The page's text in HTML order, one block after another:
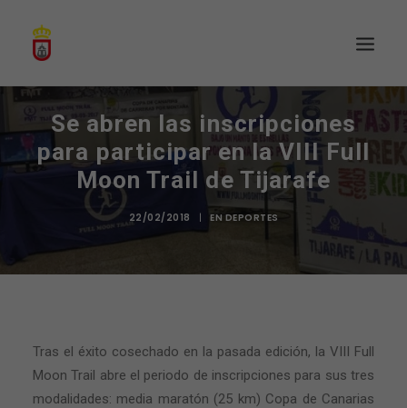
Se abren las inscripciones
para participar en la VIII Full
Moon Trail de Tijarafe
22/02/2018 | EN DEPORTES
Tras el éxito cosechado en la pasada edición, la VIII Full
Moon Trail abre el periodo de inscripciones para sus tres
modalidades: media maratón (25 km) Copa de Canarias